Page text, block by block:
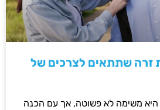
זרה שתתאים לצרכים של
משימה לא פשוטה, אך עם הכנה